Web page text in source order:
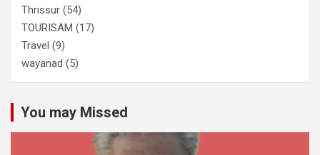
Thrissur (54)
TOURISAM (17)
Travel (9)
wayanad (5)
You may Missed